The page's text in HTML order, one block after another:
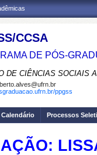
CCSA
DE PÓS-
DE CIÊNCIAS SOCIAIS
ppgss
Calendário Processos